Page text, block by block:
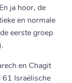
ja hoor, de
en normale
eerste groep
en Chagit
61 Israëlische